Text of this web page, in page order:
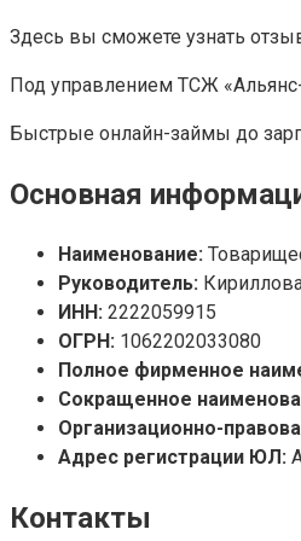
Здесь вы сможете узнать
Под управлением ТСЖ
Быстрые онлайн-займы до
Основная
Наименование:
Руководитель:
ИНН: 2222059915
ОГРН: 1062202033080
Полное фирменное
Сокращенное
Организационно-
Адрес регистрации ЮЛ:
Контакты